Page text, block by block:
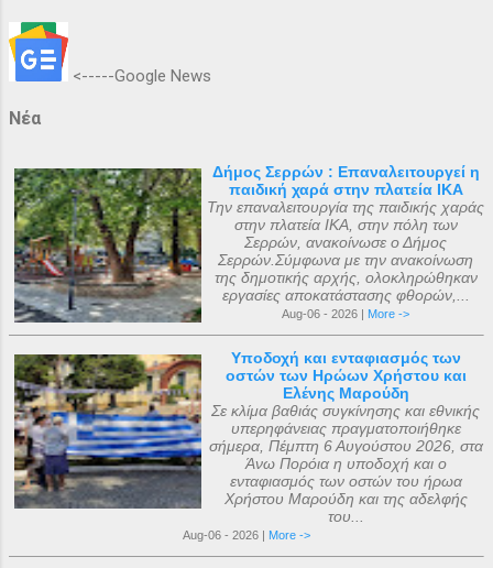
<-----Google News
Νέα
Δήμος Σερρών : Επαναλειτουργεί η
παιδική χαρά στην πλατεία ΙΚΑ
Την επαναλειτουργία της παιδικής χαράς
στην πλατεία ΙΚΑ, στην πόλη των
Σερρών, ανακοίνωσε ο Δήμος
Σερρών.Σύμφωνα με την ανακοίνωση
της δημοτικής αρχής, ολοκληρώθηκαν
εργασίες αποκατάστασης φθορών,...
Aug-06 - 2026 | More ->
Υποδοχή και ενταφιασμός των
οστών των Ηρώων Χρήστου και
Ελένης Μαρούδη
Σε κλίμα βαθιάς συγκίνησης και εθνικής
υπερηφάνειας πραγματοποιήθηκε
σήμερα, Πέμπτη 6 Αυγούστου 2026, στα
Άνω Πορόια η υποδοχή και ο
ενταφιασμός των οστών του ήρωα
Χρήστου Μαρούδη και της αδελφής
του...
Aug-06 - 2026 | More ->